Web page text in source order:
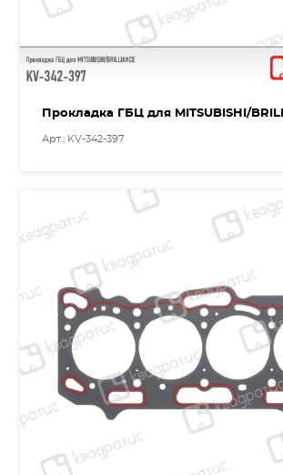
Прокладка ГБЦ для MITSUBISHI/
Арт.: KV-342-397